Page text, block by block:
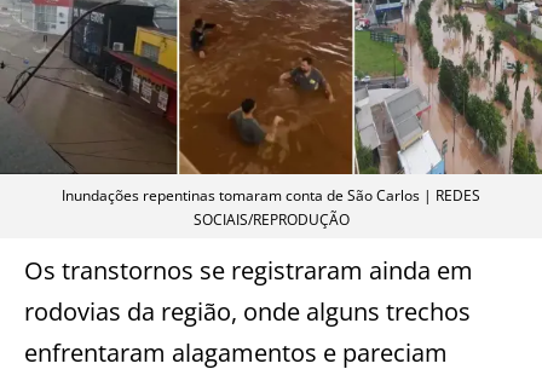
Inundações repentinas tomaram conta de São Carlos | REDES
SOCIAIS/REPRODUÇÃO
Os transtornos se registraram ainda em
rodovias da região, onde alguns trechos
enfrentaram alagamentos e pareciam